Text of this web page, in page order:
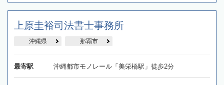
上原圭裕司法書士事務所
沖縄県 那覇市
最寄駅 沖縄都市モノレール「美栄橋駅」徒歩2分